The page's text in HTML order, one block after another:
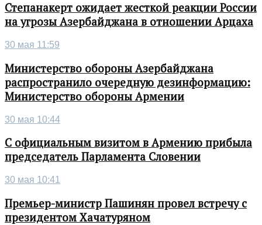
Степанакерт ожидает жесткой реакции России
на угрозы Азербайджана в отношении Арцаха
30 мая 11:59
Министерство обороны Азербайджана
распространило очередную дезинформацию:
Министерство обороны Армении
30 мая 10:44
С официальным визитом в Армению прибыла
председатель Парламента Словении
30 мая 10:41
Премьер-министр Пашинян провел встречу с
президентом Хачатуряном